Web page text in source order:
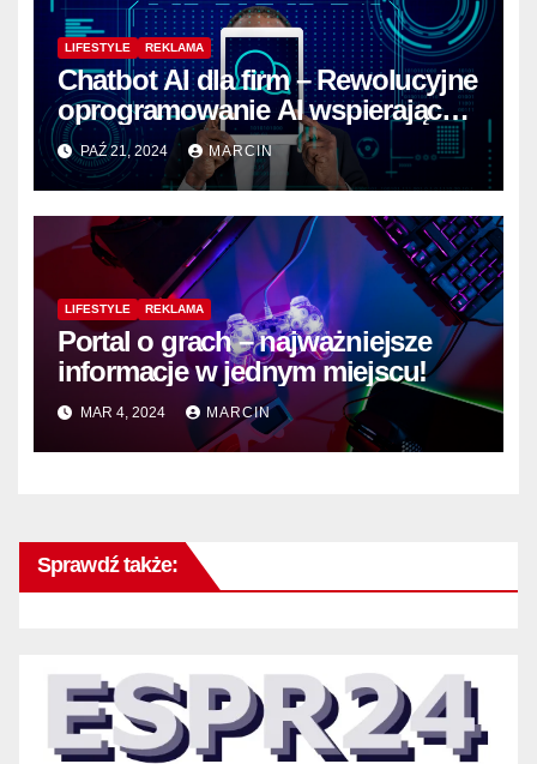
LIFESTYLE REKLAMA
Chatbot AI dla firm – Rewolucyjne
oprogramowanie AI wspierające
rozwój biznesu
PAŹ 21, 2024 MARCIN
LIFESTYLE REKLAMA
Portal o grach – najważniejsze
informacje w jednym miejscu!
MAR 4, 2024 MARCIN
Sprawdź także: